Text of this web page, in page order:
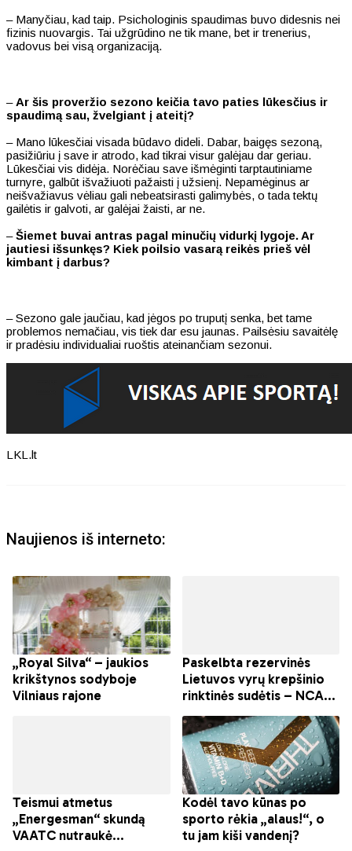
– Manyčiau, kad taip. Psichologinis spaudimas buvo didesnis nei
fizinis nuovargis. Tai užgrūdino ne tik mane, bet ir trenerius,
vadovus bei visą organizaciją.
– Ar šis proveržio sezono keičia tavo paties lūkesčius ir
spaudimą sau, žvelgiant į ateitį?
– Mano lūkesčiai visada būdavo dideli. Dabar, baigęs sezoną,
pasižiūriu į save ir atrodo, kad tikrai visur galėjau dar geriau.
Lūkesčiai vis didėja. Norėčiau save išmėginti tarptautiniame
turnyre, galbūt išvažiuoti pažaisti į užsienį. Nepamėginus ar
neišvažiavus vėliau gali nebeatsirasti galimybės, o tada tektų
gailėtis ir galvoti, ar galėjai žaisti, ar ne.
–Šiemet buvai antras pagal minučių vidurkį lygoje. Ar
jautiesi išsunkęs? Kiek poilsio vasarą reikės prieš vėl
kimbant į darbus?
– Sezono gale jaučiau, kad jėgos po truputį senka, bet tame
problemos nemačiau, vis tiek dar esu jaunas. Pailsėsiu savaitėlę
ir pradėsiu individualiai ruoštis ateinančiam sezonui.
LKL.lt
Naujienos iš interneto: